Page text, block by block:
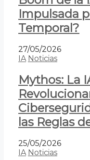
Impulsada
Temporal?
27/05/2026
IA Noticias
Mythos: La
las Reglas
25/05/2026
IA Noticias